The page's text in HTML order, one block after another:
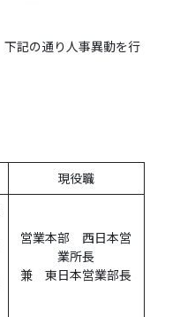
記の通り人事異動を行
現役職
営業本部 西日本営
業所長
兼 東日本営業部長